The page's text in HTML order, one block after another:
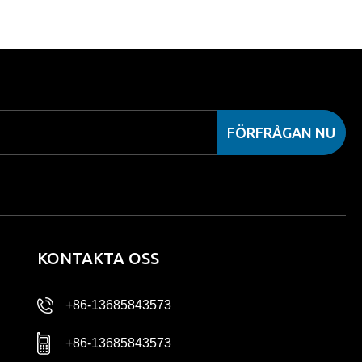
FÖRFRÅGAN NU
KONTAKTA OSS
+86-13685843573
+86-13685843573